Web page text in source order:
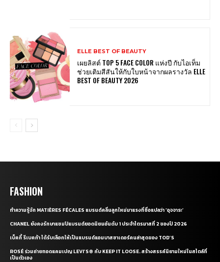
ELLE BEST OF BEAUTY
เผยลิสต์ TOP 5 FACE COLOR แห่งปี กับไอเท็ม
ช่วยเติมสีสันให้กับใบหน้าจากผลรางวัล ELLE
BEST OF BEAUTY 2026
FASHION
ทำความรู้จัก MATIÈRES FÉCALES แบรนด์คลื่นลูกใหม่มาแรงที่ชื่อแปลว่า ‘อุจจาระ’
CHANEL ยังคงรักษาแชมป์แบรนด์ยอดนิยมอันดับ 1 ประจำไตรมาสที่ 2 ของปี 2026
เบ็คกี้ รีเบคก้า ได้รับเลือกให้เป็นแบรนด์แอมบาสซาเดอร์คนล่าสุดของ TOD’S
ROSÉ ร่วมถ่ายทอดแคมเปญ LEVI’S® กับ KEEP IT LOOSE. สร้างสรรค์นิยามใหม่ในสไตล์ที่
เป็นตัวเอง